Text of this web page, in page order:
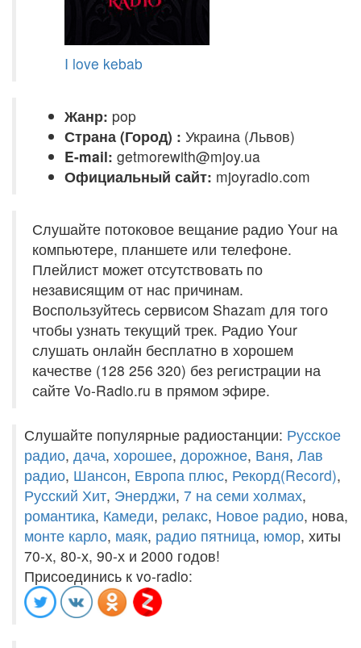
I love kebab
Жанр: pop
Страна (Город) : Украина (Львов)
E-mail: getmorewith@mjoy.ua
Официальный сайт: mjoyradio.com
Слушайте потоковое вещание радио Your на
компьютере, планшете или телефоне.
Плейлист может отсутствовать по
независящим от нас причинам.
Воспользуйтесь сервисом Shazam для того
чтобы узнать текущий трек. Радио Your
слушать онлайн бесплатно в хорошем
качестве (128 256 320) без регистрации на
сайте Vo-Radio.ru в прямом эфире.
Слушайте популярные радиостанции: Русское
радио, дача, хорошее, дорожное, Ваня, Лав
радио, Шансон, Европа плюс, Рекорд(Record),
Русский Хит, Энерджи, 7 на семи холмах,
романтика, Камеди, релакс, Новое радио, нова,
монте карло, маяк, радио пятница, юмор, хиты
70-х, 80-х, 90-х и 2000 годов!
Присоединись к vo-radio: